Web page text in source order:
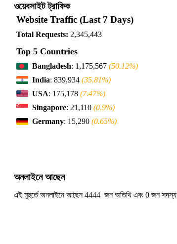
ওয়েবসাইট ট্রাফিক
Website Traffic (Last 7 Days)
Total Requests: 2,345,443
Top 5 Countries
Bangladesh: 1,175,567 (50.12%)
India: 839,934 (35.81%)
USA: 175,178 (7.47%)
Singapore: 21,110 (0.9%)
Germany: 15,290 (0.65%)
অনলাইনে আছেন
এই মুহুর্তে অনলাইনে আছেন 4444 জন অতিথি এবং 0 জন সদস্য